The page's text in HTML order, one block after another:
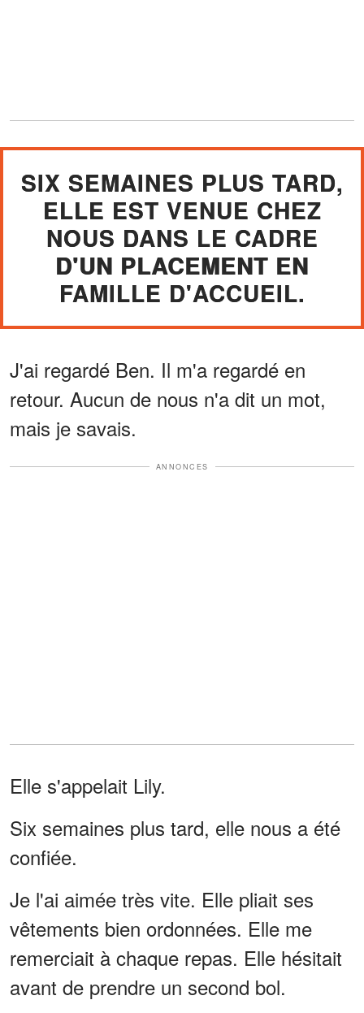
SIX SEMAINES PLUS TARD,
ELLE EST VENUE CHEZ
NOUS DANS LE CADRE
D'UN PLACEMENT EN
FAMILLE D'ACCUEIL.
J'ai regardé Ben. Il m'a regardé en
retour. Aucun de nous n'a dit un mot,
mais je savais.
ANNONCES
Elle s'appelait Lily.
Six semaines plus tard, elle nous a été
confiée.
Je l'ai aimée très vite. Elle pliait ses
vêtements bien ordonnées. Elle me
remerciait à chaque repas. Elle hésitait
avant de prendre un second bol.